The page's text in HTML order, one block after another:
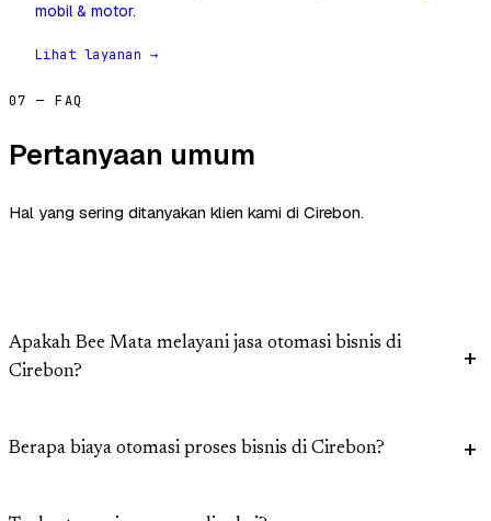
mobil & motor.
Lihat layanan →
07 — FAQ
Pertanyaan umum
Hal yang sering ditanyakan klien kami di Cirebon.
Apakah Bee Mata melayani jasa otomasi bisnis di
Cirebon?
Berapa biaya otomasi proses bisnis di Cirebon?